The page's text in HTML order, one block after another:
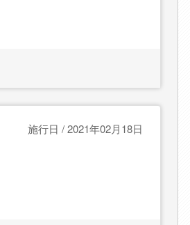
施行日 / 2021年02月18日